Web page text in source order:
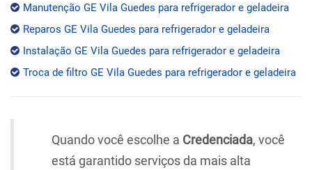
Manutenção GE Vila Guedes para refrigerador e geladeira
Reparos GE Vila Guedes para refrigerador e geladeira
Instalação GE Vila Guedes para refrigerador e geladeira
Troca de filtro GE Vila Guedes para refrigerador e geladeira
Quando você escolhe a Credenciada, você
está garantido serviços da mais alta